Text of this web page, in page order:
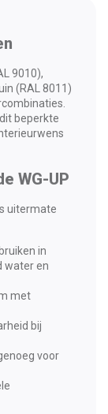
9010),
(RAL 8011)
beperkte
WG-UP
uitermate
in
water en
met
bij
voor